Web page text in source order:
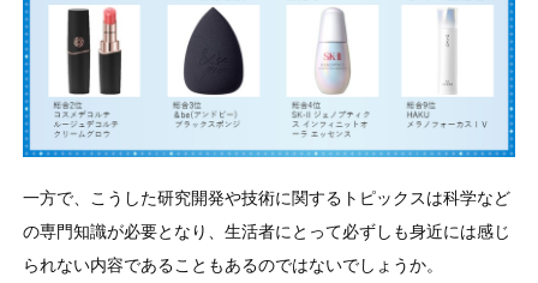
一方で、こうした研究開発や技術に関するトピックスは科学など
の専門知識が必要となり、生活者にとって必ずしも身近には感じ
られない内容であることもあるのではないでしょうか。